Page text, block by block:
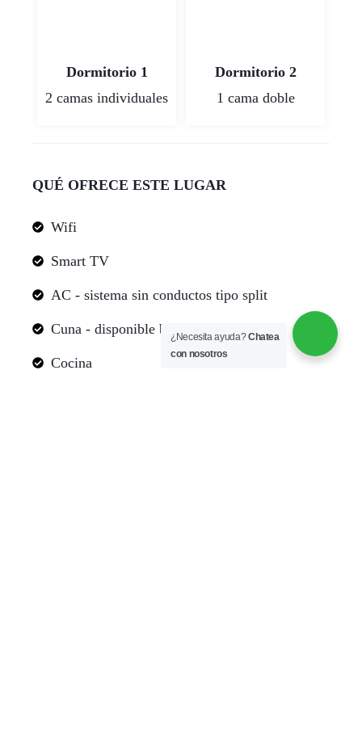
Dormitorio 1
2 camas individuales
Dormitorio 2
1 cama doble
QUÉ OFRECE ESTE LUGAR
Wifi
Smart TV
AC - sistema sin conductos tipo split
Cuna - disponible bajo petición
Cocina
¿Necesita ayuda?Chatea
con nosotros